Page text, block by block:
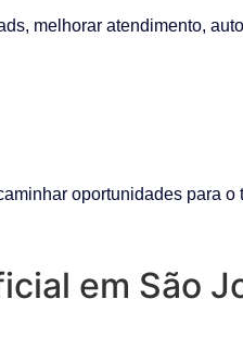
melhorar atendimento,
oportunidades para o
em São